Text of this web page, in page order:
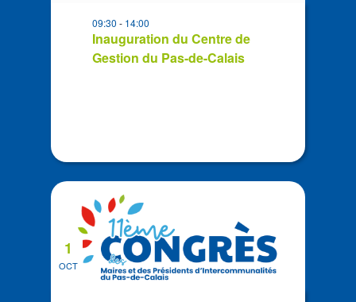
Photo
ViewInauguration du Centre de
Gestion du Pas-de-Calais
09:30- 14:00
OCT
1